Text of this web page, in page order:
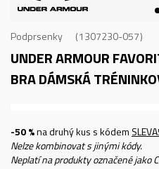
Podprsenky 1307230-057
UNDER ARMOUR
BRADÁMSKÁ
-50 %na druhý kus s kódem
Nelze kombinovat s jinými kódy.
Neplatí na produkty označené jako